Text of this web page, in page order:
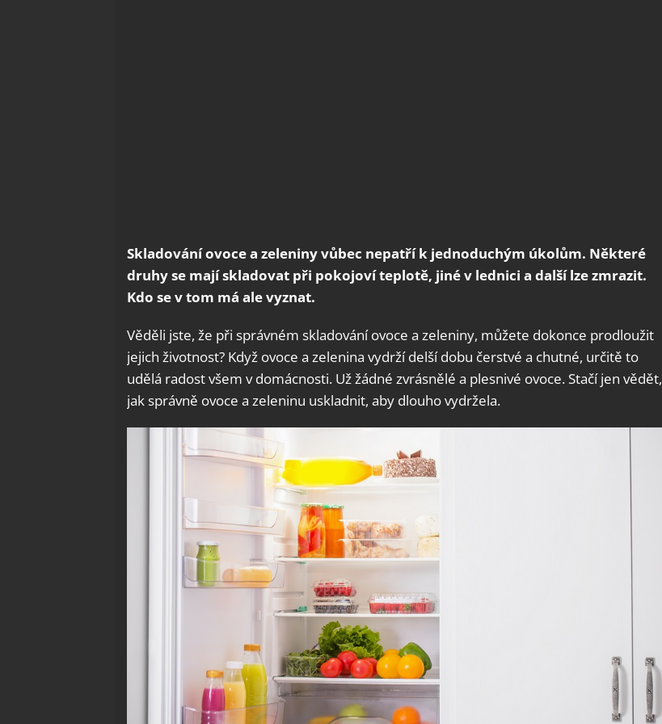
Skladování ovoce a zeleniny vůbec nepatří k jednoduchým úkolům. Některé
druhy se mají skladovat při pokojoví teplotě, jiné v lednici a další lze zmrazit.
Kdo se v tom má ale vyznat.
Věděli jste, že při správném skladování ovoce a zeleniny, můžete dokonce prodloužit
jejich životnost? Když ovoce a zelenina vydrží delší dobu čerstvé a chutné, určitě to
udělá radost všem v domácnosti. Už žádné zvrásnělé a plesnivé ovoce. Stačí jen vědět,
jak správně ovoce a zeleninu uskladnit, aby dlouho vydržela.